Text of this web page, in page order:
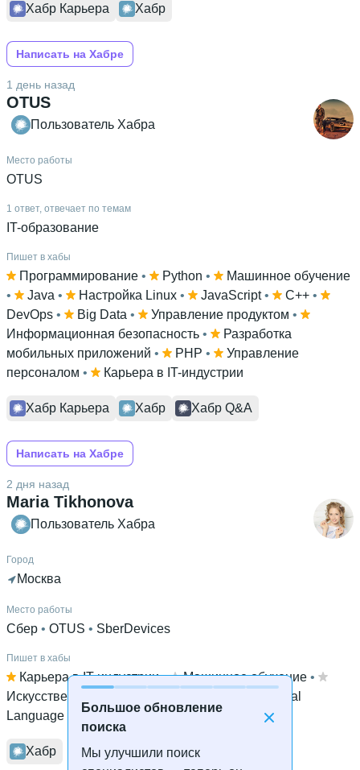
Большое обновление
поиска
Мы улучшили поиск
Хабр Карьера Хабр
Написать на Хабре
OTUS
1 день назад
Пользователь Хабра
Место работы
OTUS
1 ответ, отвечает по темам
IT-образование
Пишет в хабы
Программирование • Python •
Машинное обучение
•
Java • Настройка Linux • JavaScript • C++ •
DevOps • Big Data • Управление продуктом •
Информационная безопасность •
Разработка
мобильных приложений • PHP •
Управление
персоналом • Карьера в IT-индустрии
Хабр Карьера Хабр Хабр Q&A
Написать на Хабре
Maria Tikhonova
2 дня назад
Пользователь Хабра
Город
Москва
Место работы
Сбер • OTUS • SberDevices
Пишет в хабы
Карьера в IT-индустрии • Машинное обучение •
Искусственный интеллект
Natural
Language Processing • Python
Хабр